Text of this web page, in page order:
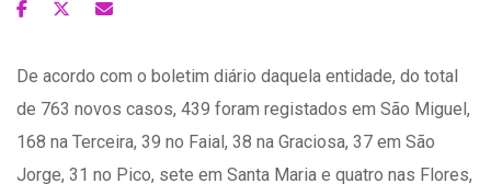
De acordo com o boletim diário daquela entidade, do total
de 763 novos casos, 439 foram registados em São Miguel,
168 na Terceira, 39 no Faial, 38 na Graciosa, 37 em São
Jorge, 31 no Pico, sete em Santa Maria e quatro nas Flores,